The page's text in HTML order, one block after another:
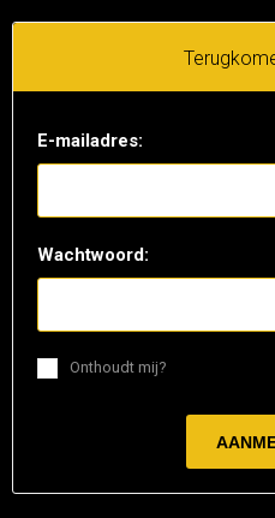
E-mailadres:
Wachtwoord:
Onthoudt mij?